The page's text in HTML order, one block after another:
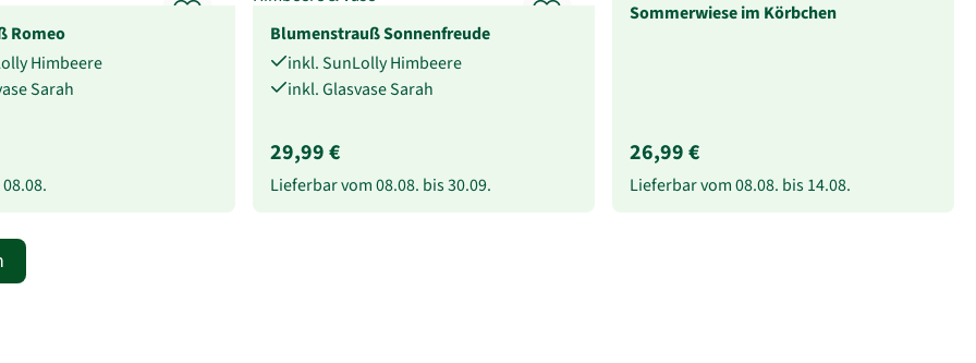
Romeo
Himbeere
Sarah
08.08.
Blumenstrauß Sonnenfreude
inkl. SunLolly Himbeere
inkl. Glasvase Sarah
29,99 €
Lieferbar vom08.08. bis30.09.
Sommerwiese im Körbchen
26,99 €
Lieferbar vom08.08. bis 14.08.